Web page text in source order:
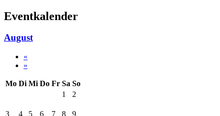
Eventkalender
August
«
»
Mo Di Mi Do Fr Sa So
1
2
3 4 5 6 7 8 9